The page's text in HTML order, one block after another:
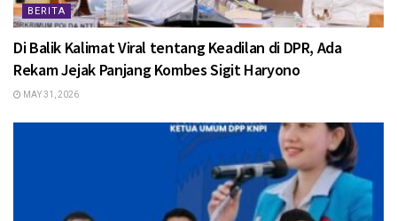
BERITA
Di Balik Kalimat Viral tentang Keadilan di DPR, Ada
Rekam Jejak Panjang Kombes Sigit Haryono
MAY 31, 2026